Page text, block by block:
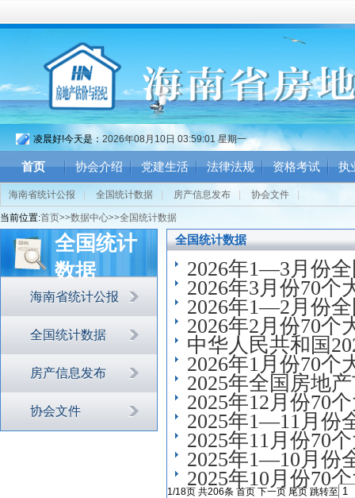
凌晨好!今天是： 2026年08月10日 03:59:01 星期一
首页 协会介绍 党建生活 法律法规 资格考试 执
海南省统计公报 全国统计数据 房产信息发布 协会文件
当前位置:首页>>数据中心>>全国统计数据
全国统计
数据
海南省统计公报
全国统计数据
房产信息发布
协会文件
全国统计数据
2026年1—3月份
2026年3月份70
2026年1—2月份
2026年2月份70
中华人民共和国
2026年1月份70
2025年全国房地
2025年12月份70
2025年1—11月份
2025年11月份70
2025年1—10月份
2025年10月份70
1/18页 共206条 首页 下一页 尾页 跳转至